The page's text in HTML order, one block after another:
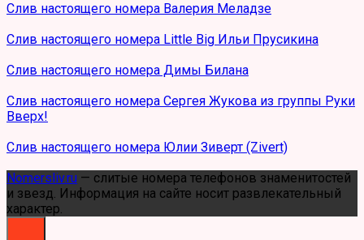
Слив настоящего номера Валерия Меладзе
Слив настоящего номера Little Big Ильи Прусикина
Слив настоящего номера Димы Билана
Слив настоящего номера Сергея Жукова из группы Руки
Вверх!
Слив настоящего номера Юлии Зиверт (Zivert)
Nomersliv.ru — слитые номера телефонов знаменитостей
и звезд. Информация на сайте носит развлекательный
характер.